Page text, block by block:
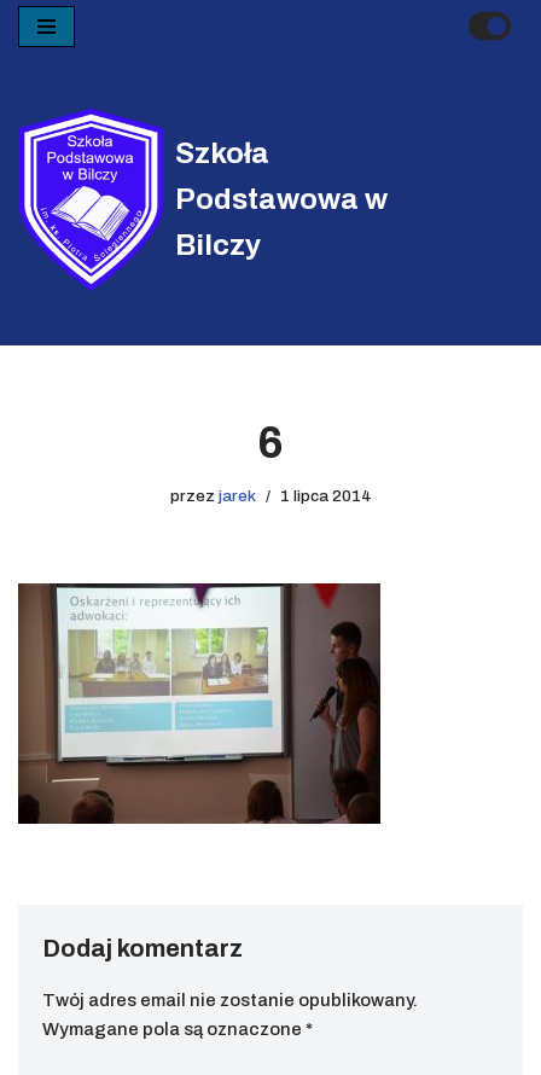
treści
Szkoła
Podstawowa w
Bilczy
6
przez jarek 1 lipca 2014
Dodaj komentarz
Twój adres email nie zostanie opublikowany.
Wymagane pola są oznaczone *